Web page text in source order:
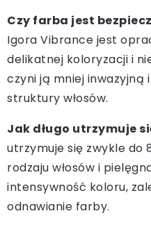
Czy farba jest
Igora Vibrance jest
delikatnej koloryzacji i
czyni ją mniej inwazyjną
struktury włosów.
Jak długo utrzymuje
utrzymuje się zwykle do
rodzaju włosów i
intensywność koloru,
odnawianie farby.